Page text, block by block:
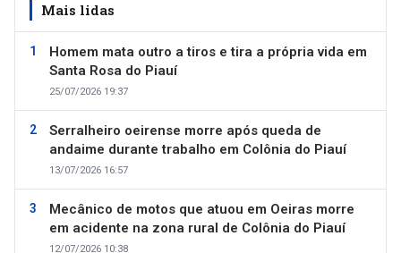
Mais lidas
Homem mata outro a tiros e tira a própria vida em
Santa Rosa do Piauí
25/07/2026 19:37
Serralheiro oeirense morre após queda de
andaime durante trabalho em Colônia do Piauí
13/07/2026 16:57
Mecânico de motos que atuou em Oeiras morre
em acidente na zona rural de Colônia do Piauí
12/07/2026 10:38